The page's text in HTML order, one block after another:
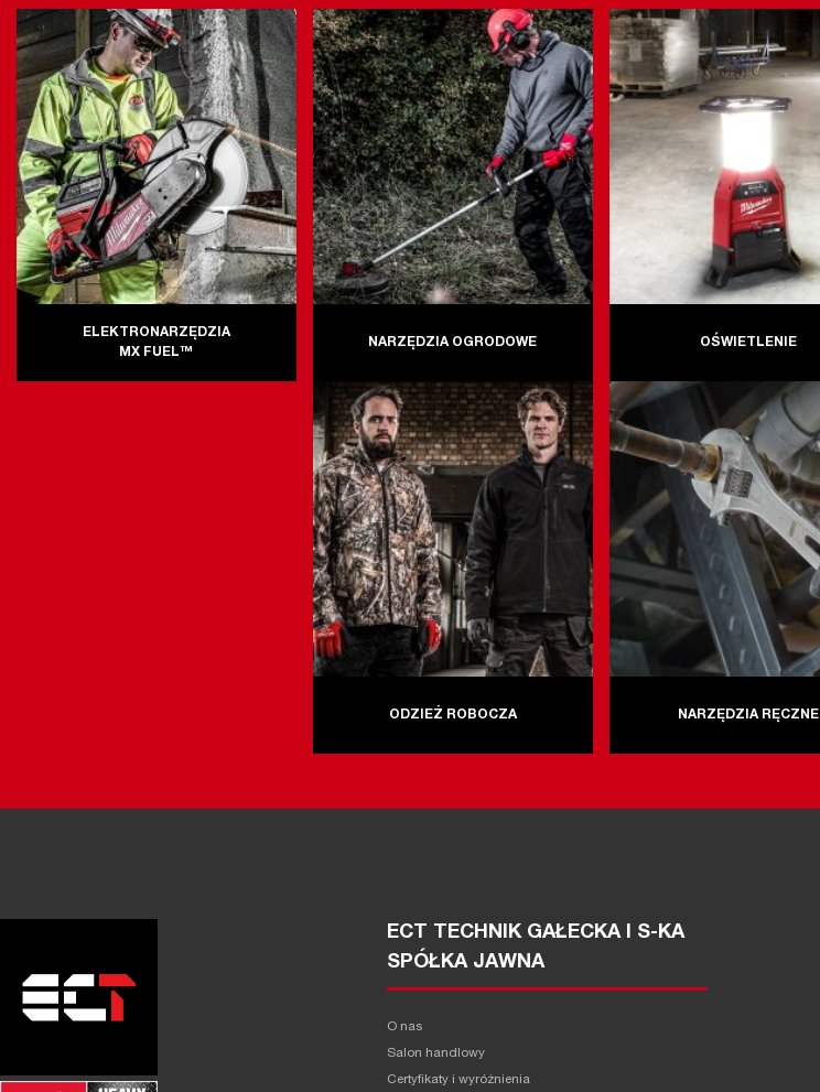
ELEKTRONARZĘDZIA
MX FUEL™
NARZĘDZIA OGRODOWE OŚWIETLENIE
ODZIEŻ ROBOCZA NARZĘDZIA RĘCZNE
ECT TECHNIK GAŁECKA I S-KA
SPÓŁKA JAWNA
O nas
Salon handlowy
Certyfikaty i wyróżnienia